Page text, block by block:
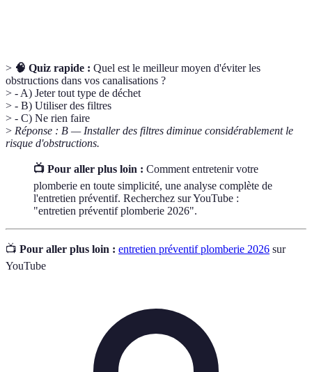
> 🧠 Quiz rapide : Quel est le meilleur moyen d'éviter les
obstructions dans vos canalisations ?
> - A) Jeter tout type de déchet
> - B) Utiliser des filtres
> - C) Ne rien faire
> Réponse : B — Installer des filtres diminue considérablement le
risque d'obstructions.
📺 Pour aller plus loin : Comment entretenir votre
plomberie en toute simplicité, une analyse complète de
l'entretien préventif. Recherchez sur YouTube :
"entretien préventif plomberie 2026".
📺 Pour aller plus loin : entretien préventif plomberie 2026 sur
YouTube